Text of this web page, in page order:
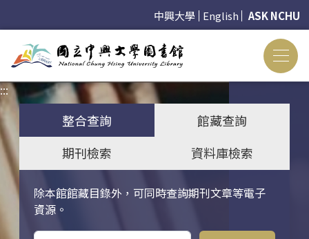
中興大學 English ASK NCHU
:::
整合查詢
館藏查詢
期刊檢索
資料庫檢索
除本館館藏目錄外，可同時查詢期刊文章等電子
資源。
關鍵字搜尋